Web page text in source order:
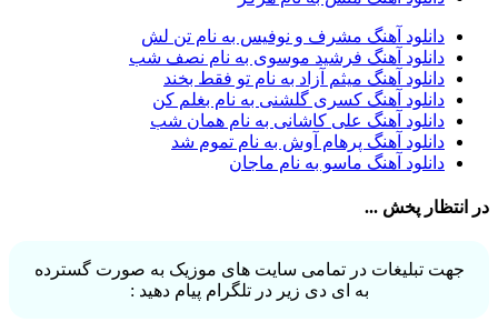
آرش تشکری
آرش جلالی و آقا فرا1
آرش حسینی1
آرش خان احمدی1
آرش داوری1
آرش رادان1
آرش رستمى1
آرش شعبانی2
آرش عنقا1
آرش قیصر خواه1
آرش قیصرخواه 2
دانلود آهنگ مشرف و نوفیس به نام تن لش
دانلود آهنگ فرشید موسوی به نام نصف شب
دانلود آهنگ میثم آزاد به نام تو فقط بخند
دانلود آهنگ کسری گلشنی به نام بغلم کن
دانلود آهنگ علی کاشانی به نام همان شب
دانلود آهنگ پرهام آوش به نام تموم شد
دانلود آهنگ ماسو به نام ماجان
انتظار پخش ...
جهت تبلیغات در تمامی سایت های موزیک به صورت گسترده
به ای دی زیر در تلگرام پیام دهید :